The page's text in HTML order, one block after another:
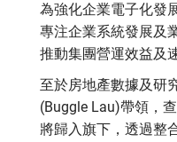
為強化企業電子化發
專注企業系統發展及
推動集團營運效益及
至於房地產數據及研
(Buggle Lau)帶領，
將歸入旗下，透過整